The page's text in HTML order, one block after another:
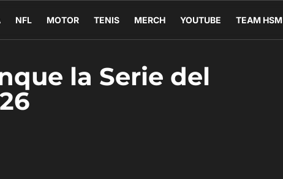
NFL MOTOR TENIS MERCH YOUTUBE TEAM HSM
la Serie del